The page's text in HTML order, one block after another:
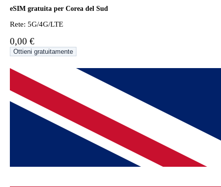
eSIM gratuita per Corea del Sud
Rete: 5G/4G/LTE
0,00 €
Ottieni gratuitamente